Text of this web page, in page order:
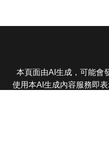
本頁面由AI生成，可能會
使用本AI生成內容服務即